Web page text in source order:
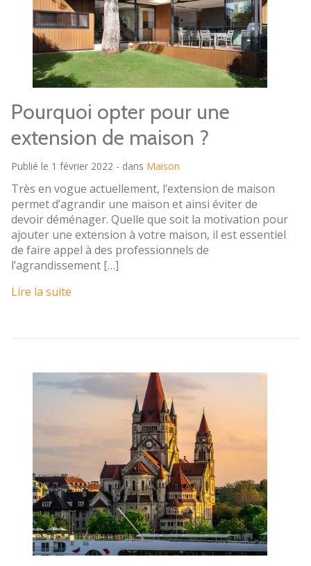
Pourquoi opter pour une
extension de maison ?
Publié le 1 février 2022 - dans Maison
Très en vogue actuellement, l’extension de maison
permet d’agrandir une maison et ainsi éviter de
devoir déménager. Quelle que soit la motivation pour
ajouter une extension à votre maison, il est essentiel
de faire appel à des professionnels de
l’agrandissement […]
Lire la suite